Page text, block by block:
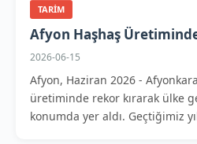
TARIM
Afyon Haşhaş
2026-06-15
Afyon, Haziran 2026 -
üretiminde rekor kırarak ülke
konumda yer aldı. Geçtiğimiz